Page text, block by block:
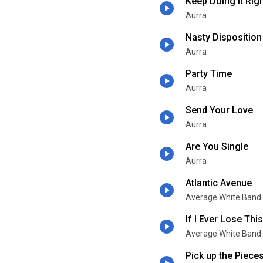
Aurra
Nasty Disposition
Aurra
Party Time
Aurra
Send Your Love
Aurra
Are You Single
Aurra
Atlantic Avenue
Average White Band
If I Ever Lose
Average White Band
Pick up the Pieces